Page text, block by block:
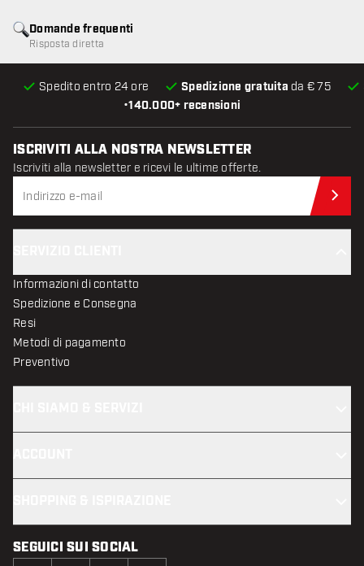
•140.000+ recensioni
Spedito entro 24 ore Spedizione gratuita da € 75
Domande frequenti
Risposta diretta
ISCRIVITI ALLA NOSTRA NEWSLETTER
Iscriviti alla newsletter e ricevi le ultime offerte.
Informazioni di contatto
Spedizione e Consegna
Resi
Metodi di pagamento
Preventivo
SEGUICI SUI SOCIAL